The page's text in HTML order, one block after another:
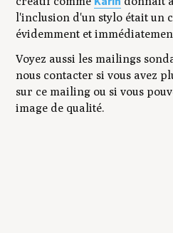
l'inclusion d'un stylo était un
évidemment et
Voyez aussi les mailings
nous contacter si vous avez
sur ce mailing ou si vous
image de qualité.